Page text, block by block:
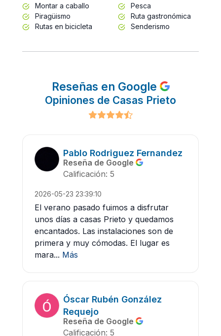
Montar a caballo
Pesca
Piragüismo
Ruta gastronómica
Rutas en bicicleta
Senderismo
Reseñas en Google
Opiniones de Casas Prieto
Pablo Rodriguez Fernandez
Reseña de Google
Calificación: 5
2026-05-23 23:39:10
El verano pasado fuimos a disfrutar
unos días a casas Prieto y quedamos
encantados. Las instalaciones son de
primera y muy cómodas. El lugar es
mara... Más
Óscar Rubén González
Requejo
Reseña de Google
Calificación: 5